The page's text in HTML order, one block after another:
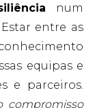
num
Estar entre as
equipas e
e parceiros.
compromisso